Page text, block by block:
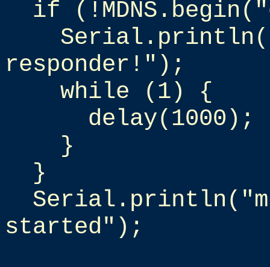
if
responder!");
while (1) {
delay(1000);
}
}
started");